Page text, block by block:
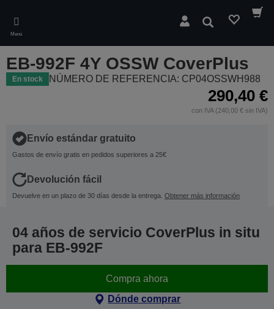
main
content
Menú
Buscar
EB-992F 4Y OSSW CoverPlus
En stock NÚMERO DE REFERENCIA: CP04OSSWH988
290,40 €
con IVA (240,00 € sin IVA)
Envío estándar gratuito
Gastos de envío gratis en pedidos superiores a 25€
Devolución fácil
Devuelve en un plazo de 30 días desde la entrega. Obtener más información
04 años de servicio CoverPlus in situ
para EB-992F
Compra ahora
Dónde comprar